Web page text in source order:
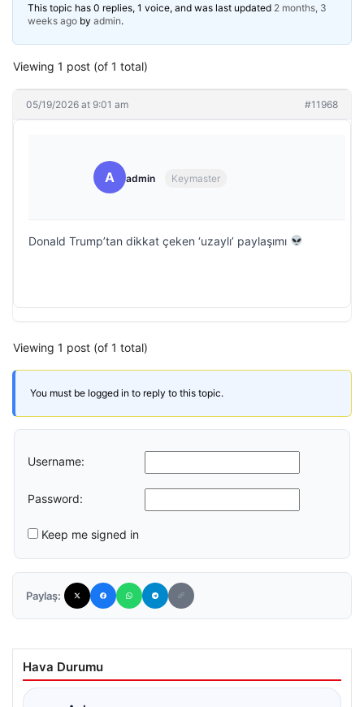
This topic has 0 replies, 1 voice, and was last updated 2 months, 3
weeks ago by admin.
Viewing 1 post (of 1 total)
05/19/2026 at 9:01 am #11968
A admin Keymaster
Donald Trump’tan dikkat çeken ‘uzaylı’ paylaşımı
Viewing 1 post (of 1 total)
You must be logged in to reply to this topic.
Username:
Password:
Keep me signed in
Paylaş:
Hava Durumu